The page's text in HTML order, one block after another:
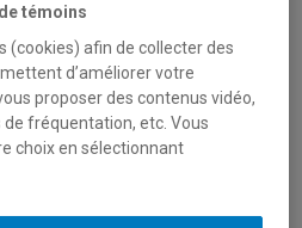
témoins
(cookies) afin de collecter des
d’améliorer votre
proposer des contenus vidéo,
de fréquentation, etc. Vous
choix en sélectionnant